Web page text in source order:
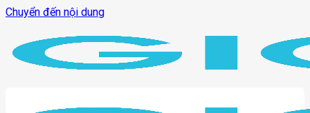
Chuyển đến nội dung